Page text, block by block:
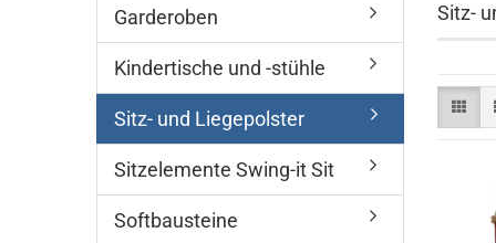
Sitz-
Garderoben
Kindertische und -stühle
Sitz- und Liegepolster
Sitzelemente Swing-it Sit
Softbausteine